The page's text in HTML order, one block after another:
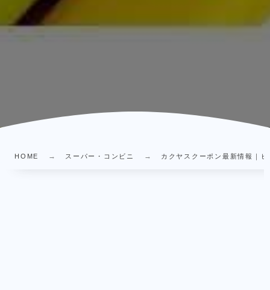
HOME スーパー・コンビニ カクヤスクーポン最新情報｜